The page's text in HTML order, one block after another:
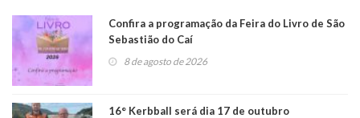
Confira a programação da Feira do Livro de São
Sebastião do Caí
8 de agosto de 2026
16° Kerbball será dia 17 de outubro